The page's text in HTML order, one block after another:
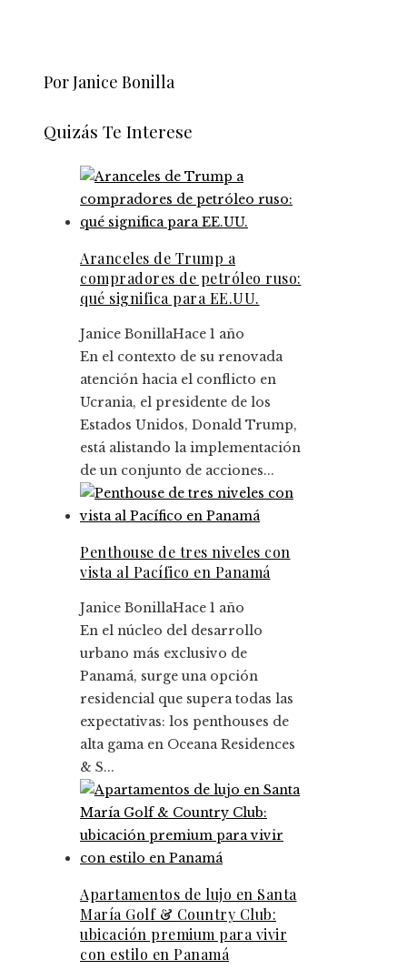
Por Janice Bonilla
Quizás Te Interese
Aranceles de Trump a
compradores de petróleo ruso:
qué significa para EE.UU.
Janice BonillaHace 1 año
En el contexto de su renovada
atención hacia el conflicto en
Ucrania, el presidente de los
Estados Unidos, Donald Trump,
está alistando la implementación
de un conjunto de acciones...
Penthouse de tres niveles con
vista al Pacífico en Panamá
Janice BonillaHace 1 año
En el núcleo del desarrollo
urbano más exclusivo de
Panamá, surge una opción
residencial que supera todas las
expectativas: los penthouses de
alta gama en Oceana Residences
& S...
Apartamentos de lujo en Santa
María Golf & Country Club:
ubicación premium para vivir
con estilo en Panamá